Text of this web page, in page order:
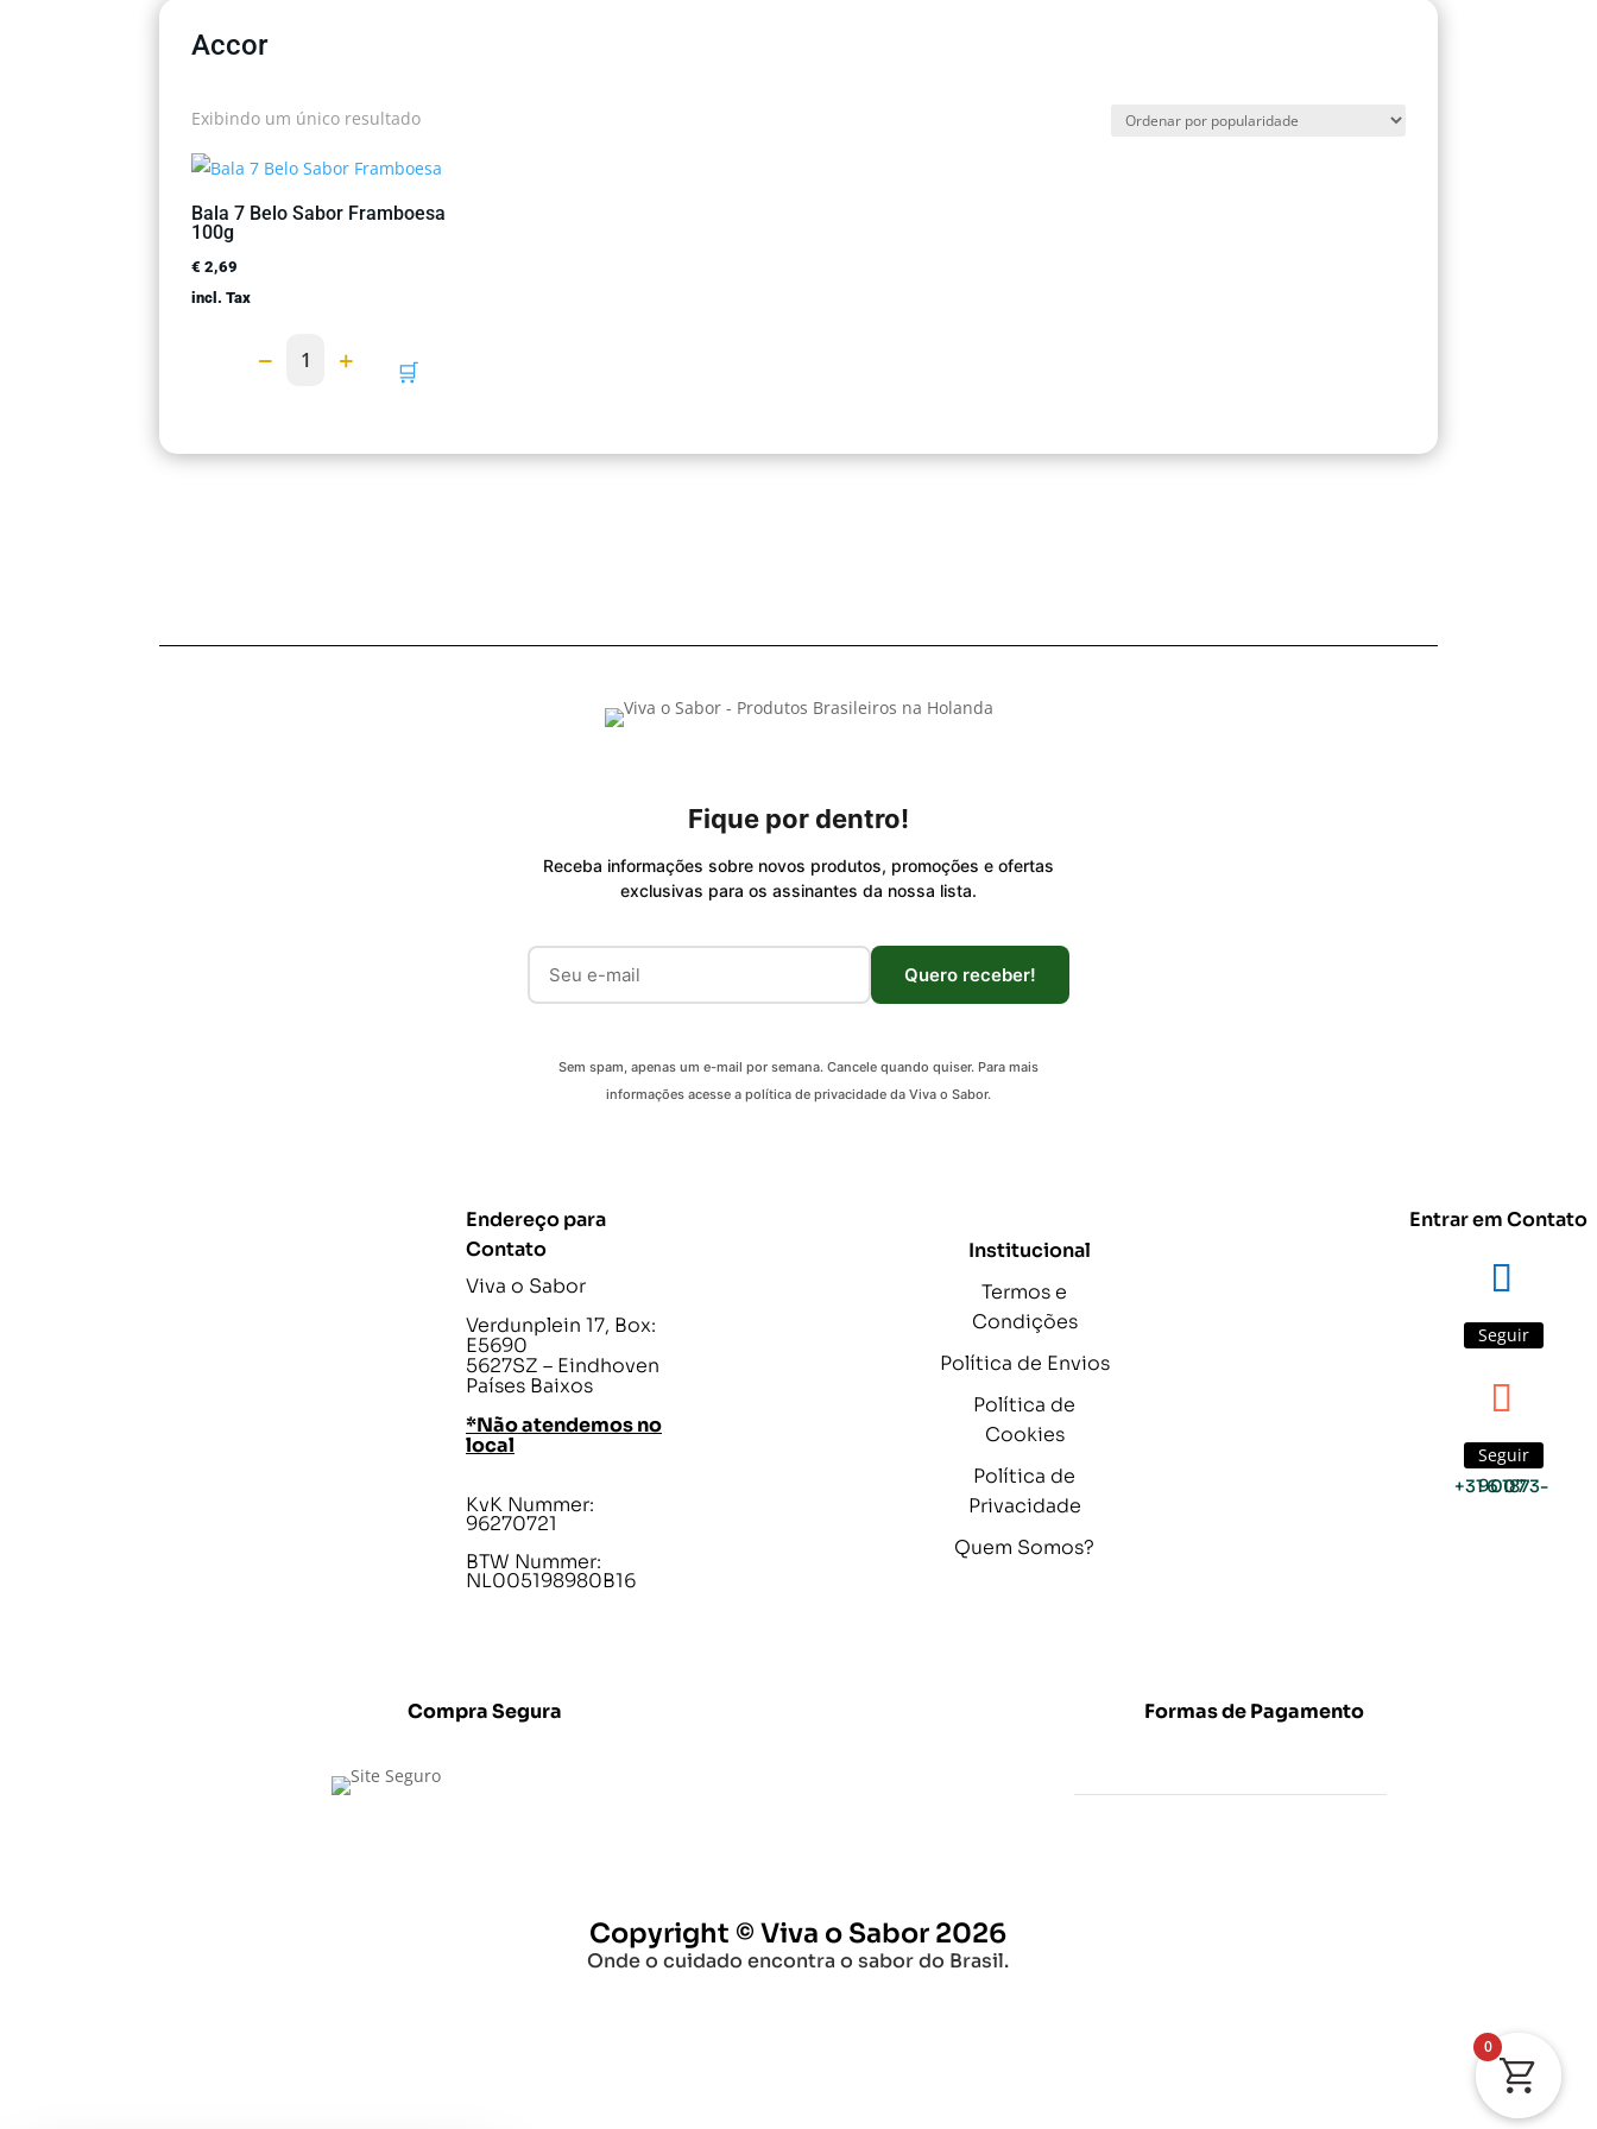
Accor
Exibindo um único resultado
Bala 7 Belo Sabor Framboesa
100g
€ 2,69
incl. Tax
− 1 + 🛒
Fique por dentro!
Receba informações sobre novos produtos, promoções e ofertas
exclusivas para os assinantes da nossa lista.
Quero receber!
Sem spam, apenas um e-mail por semana. Cancele quando quiser. Para mais
informações acesse a política de privacidade da Viva o Sabor.
Endereço para
Contato
Viva o Sabor
Verdunplein 17, Box:
E5690
5627SZ – Eindhoven
Países Baixos
*Não atendemos no
local
KvK Nummer:
96270721
BTW Nummer:
NL005198980B16
Institucional
Termos e
Condições
Política de Envios
Política de
Cookies
Política de
Privacidade
Quem Somos?
Entrar em Contato
Seguir
Seguir
+31 6 1873-9007
Compra Segura Formas de Pagamento
Copyright © Viva o Sabor 2026
Onde o cuidado encontra o sabor do Brasil.
0